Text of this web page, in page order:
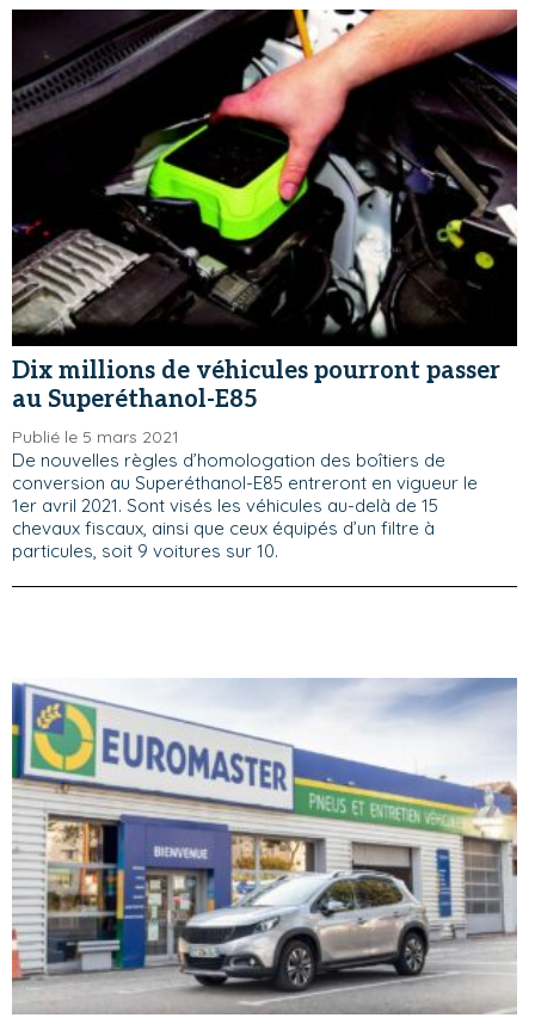
Dix millions de véhicules pourront passer
au Superéthanol-E85
Publié le 5 mars 2021
De nouvelles règles d’homologation des boîtiers de
conversion au Superéthanol-E85 entreront en vigueur le
1er avril 2021. Sont visés les véhicules au-delà de 15
chevaux fiscaux, ainsi que ceux équipés d’un filtre à
particules, soit 9 voitures sur 10.